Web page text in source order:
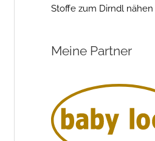
Stoffe zum Dirndl nähen
Meine Partner